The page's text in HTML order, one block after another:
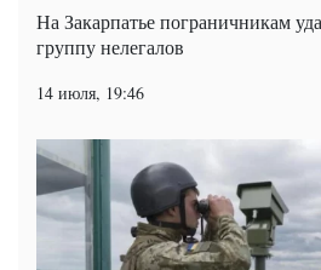
На Закарпатье пограничникам
группу нелегалов
14 июля, 19:46